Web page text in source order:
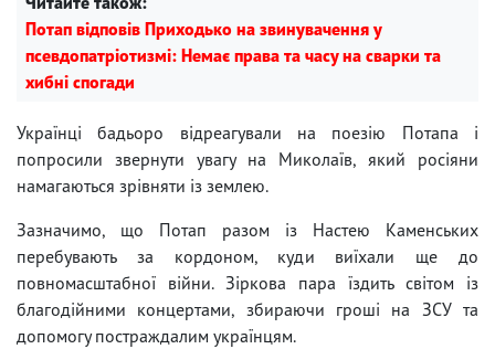
Потап відповів Приходько на звинувачення у
псевдопатріотизмі: Немає права та часу на сварки та
хибні спогади
Українці бадьоро відреагували на поезію Потапа і
попросили звернути увагу на Миколаїв, який росіяни
намагаються зрівняти із землею.
Зазначимо, що Потап разом із Настею Каменських
перебувають за кордоном, куди виїхали ще до
повномасштабної війни. Зіркова пара їздить світом із
благодійними концертами, збираючи гроші на ЗСУ та
допомогу постраждалим українцям.